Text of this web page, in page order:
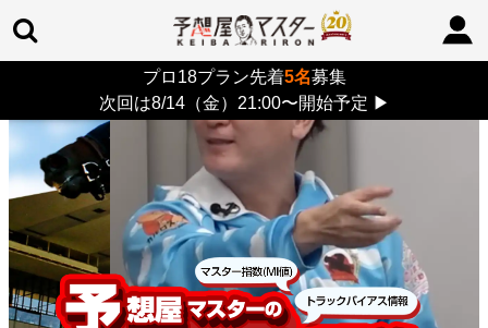
プロ18プラン先着5名募集
次回は8/14（金）21:00〜開始予定 ▶
> 26/8/9 (日)